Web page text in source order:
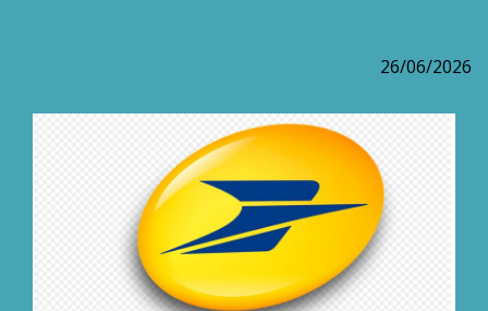
26/06/2026